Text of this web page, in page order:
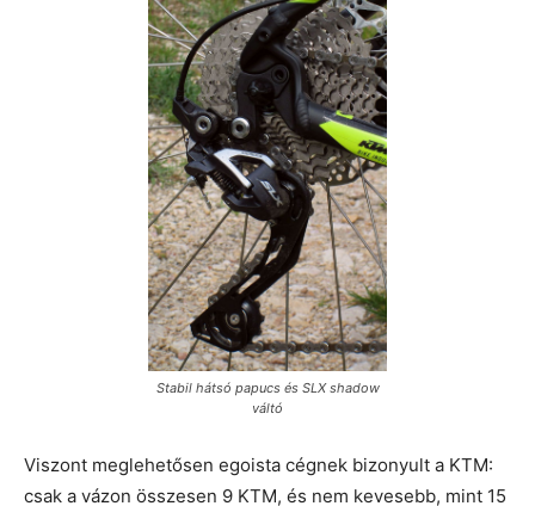
Stabil hátsó papucs és SLX shadow
váltó
Viszont meglehetősen egoista cégnek bizonyult a KTM:
csak a vázon összesen 9 KTM, és nem kevesebb, mint 15